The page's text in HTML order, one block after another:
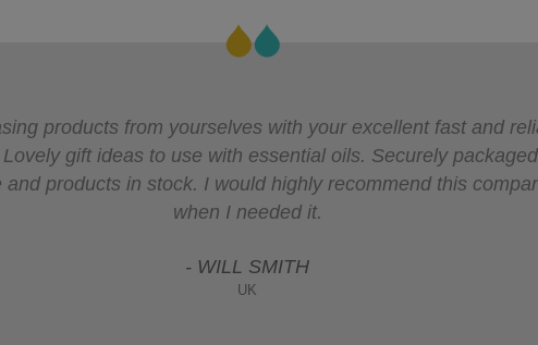
products from yourselves with your excellent fast and
gift ideas to use with essential oils. Securely
products in stock. I would highly recommend this
when I needed it.
- WILL SMITH
UK